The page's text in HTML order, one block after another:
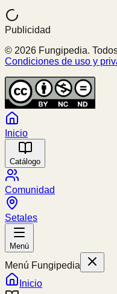
Publicidad
© 2026 Fungipedia.
Condiciones de uso y
Inicio
Catálogo
Comunidad
Setales
Menú
Menú Fungipedia
Inicio